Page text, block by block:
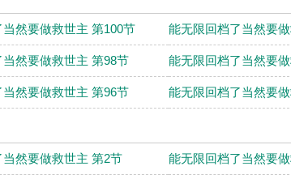
然要做救世主 第100节 能无限回档了当然要
然要做救世主 第98节 能无限回档了当然要
然要做救世主 第96节 能无限回档了当然要
然要做救世主 第2节 能无限回档了当然要